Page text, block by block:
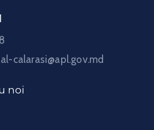
calarasi@apl.gov.md
noi